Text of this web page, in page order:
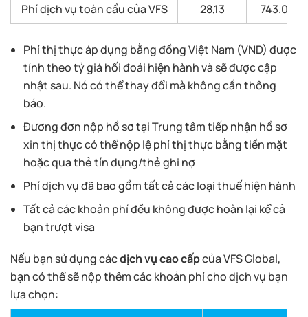
Phí dịch vụ toàn cầu của VFS
28,13 743.000
Phí thị thực áp dụng bằng đồng Việt Nam (VND) được
tính theo tỷ giá hối đoái hiện hành và sẽ được cập
nhật sau. Nó có thể thay đổi mà không cần thông
báo.
Đương đơn nộp hồ sơ tại Trung tâm tiếp nhận hồ sơ
xin thị thực có thể nộp lệ phí thị thực bằng tiền mặt
hoặc qua thẻ tín dụng/thẻ ghi nợ
Phí dịch vụ đã bao gồm tất cả các loại thuế hiện hành
Tất cả các khoản phí đều không được hoàn lại kể cả
bạn trượt visa
Nếu bạn sử dụng cácdịch vụ cao cấpcủa VFS Global,
bạn có thể sẽ nộp thêm các khoản phí cho dịch vụ bạn
lựa chọn: